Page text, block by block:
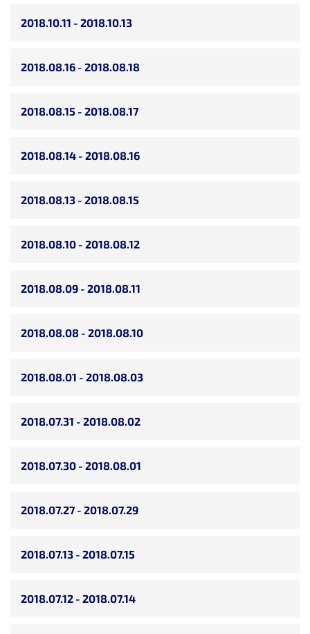
2018.07.12 - 2018.07.14
2018.07.13 - 2018.07.15
2018.07.27 - 2018.07.29
2018.07.30 - 2018.08.01
2018.07.31 - 2018.08.02
2018.08.01 - 2018.08.03
2018.08.08 - 2018.08.10
2018.08.09 - 2018.08.11
2018.08.10 - 2018.08.12
2018.08.13 - 2018.08.15
2018.08.14 - 2018.08.16
2018.08.15 - 2018.08.17
2018.08.16 - 2018.08.18
2018.10.11 - 2018.10.13